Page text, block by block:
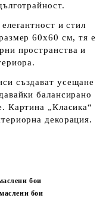
и стил
60x60 см, тя е
пространства и
създават усещане
балансирано
Картина „Класика“
декорация.
бои
бои